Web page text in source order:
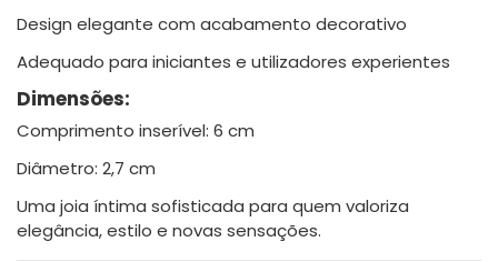
Design elegante com acabamento decorativo
Adequado para iniciantes e utilizadores experientes
Dimensões:
Comprimento inserível: 6 cm
Diâmetro: 2,7 cm
Uma joia íntima sofisticada para quem valoriza
elegância, estilo e novas sensações.